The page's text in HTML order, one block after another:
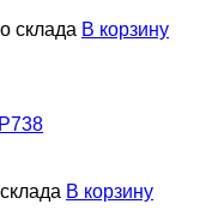
склада В корзину
В корзину